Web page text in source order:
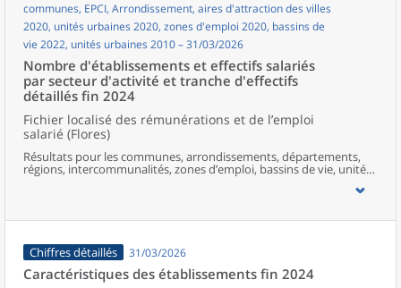
communes, EPCI, Arrondissement, aires d'attraction des villes
2020, unités urbaines 2020, zones d'emploi 2020, bassins de
vie 2022, unités urbaines 2010 – 31/03/2026
Nombre d'établissements et effectifs salariés
par secteur d'activité et tranche d'effectifs
détaillés fin 2024
Fichier localisé des rémunérations et de l’emploi
salarié (Flores)
Résultats pour les communes, arrondissements, départements,
régions, intercommunalités, zones d’emploi, bassins de vie, unités
urbaines et aires d’attraction des villes de France.
Chiffres détaillés 31/03/2026
Caractéristiques des établissements fin 2024